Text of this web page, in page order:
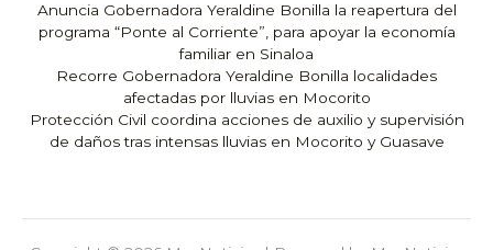
Anuncia Gobernadora Yeraldine Bonilla la reapertura del
programa “Ponte al Corriente”, para apoyar la economía
familiar en Sinaloa
Recorre Gobernadora Yeraldine Bonilla localidades
afectadas por lluvias en Mocorito
Protección Civil coordina acciones de auxilio y supervisión
de daños tras intensas lluvias en Mocorito y Guasave